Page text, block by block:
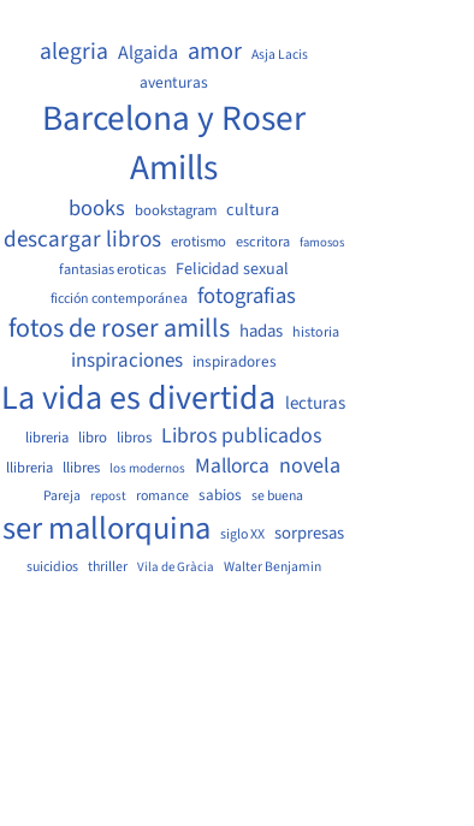
alegria Algaida amor Asja Lacis
aventuras
Barcelona y Roser
Amills
books bookstagram cultura
descargar libros erotismo escritora famosos
fantasias eroticas Felicidad sexual
ficción contemporánea fotografias
fotos de roser amills hadas historia
inspiraciones inspiradores
La vida es divertida lecturas
libreria libro libros Libros publicados
llibreria llibres los modernos Mallorca novela
Pareja repost romance sabios se buena
ser mallorquina siglo XX sorpresas
suicidios thriller Vila de Gràcia Walter Benjamin